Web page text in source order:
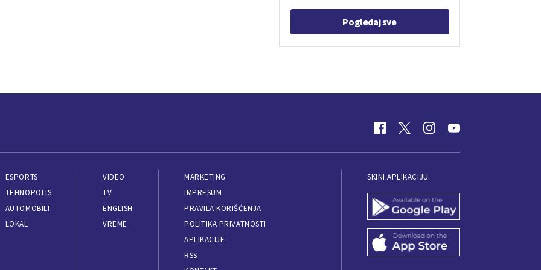
Pogledaj sve
ESPORTS
TEHNOPOLIS
AUTOMOBILI
LOKAL
VIDEO
TV
ENGLISH
VREME
MARKETING
IMPRESUM
PRAVILA KORIŠĆENJA
POLITIKA PRIVATNOSTI
APLIKACIJE
RSS
SKINI APLIKACIJU